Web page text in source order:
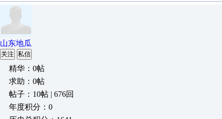
山东地瓜
关注 私信
精华：0帖
求助：0帖
帖子：10帖 | 676回
年度积分：0